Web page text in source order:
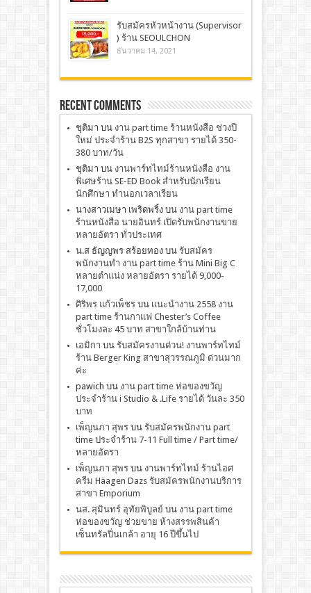
รับสมัครหัวหน้างาน (Supervisor
) ร้าน SEOULCHON
ธันวาคม 14, 2021
Recent Comments
ชุติมา บน งาน part time ร้านหนังสือ ช่วงปี
ใหม่ ประจำร้าน B2S ทุกสาขา รายได้ 350-
380 บาท/วัน
ชุติมา บน งานพาร์ทไทม์ร้านหนังสือ งาน
พิเศษร้าน SE-ED Book สำหรับนักเรียน
นักศึกษา ทำนอกเวลาเรียน
นางสาวเมษา เพริดพริ้งบน งาน part time
ร้านหนังสือ นายอินทร์ เปิดรับพนักงานขาย
หลายอัตรา ทั่วประเทศ
น.ส ธัญญพร สร้อยทองบน รับสมัคร
พนักงานทำ งาน part time ร้าน Mini Big C
หลายตำแน่ง หลายอัตรา รายได้ 9,000-
17,000
ศิริพร แก้วเพ็ชรบน เเนะนำงาน 2558 งาน
part time ร้านกาแฟ Chester’s Coffee
ชั่วโมงละ 45 บาท สาขาใกล้บ้านท่าน
เอมิกา บน รับสมัครงานด่วน! งานพาร์ทไทม์
ร้าน Berger King สาขาสุวรรณภูมิ ด่วนมาก
ค่ะ
pawich บน งาน part time ห่อของขวัญ
ประจำร้าน i Studio & .Life รายได้ วันละ 350
บาท
เพ็ญนภา สุพรบน รับสมัครพนักงาน part
time ประจำร้าน 7-11 Full time / Part time/
หลายอัตรา
เพ็ญนภา สุพรบน งานพาร์ทไทม์ ร้านไอศ
ครีม Häagen Dazs รับสมัครพนักงานบริการ
สาขา Emporium
นส. สุมินทร์ อุทัยพิบูลย์ บน งาน part time
ห่อของขวัญ ช่วยขาย ห้างสรรพสินค้า
เซ็นทรัลปิ่นเกล้า อายุ 16 ปีขึ้นไป